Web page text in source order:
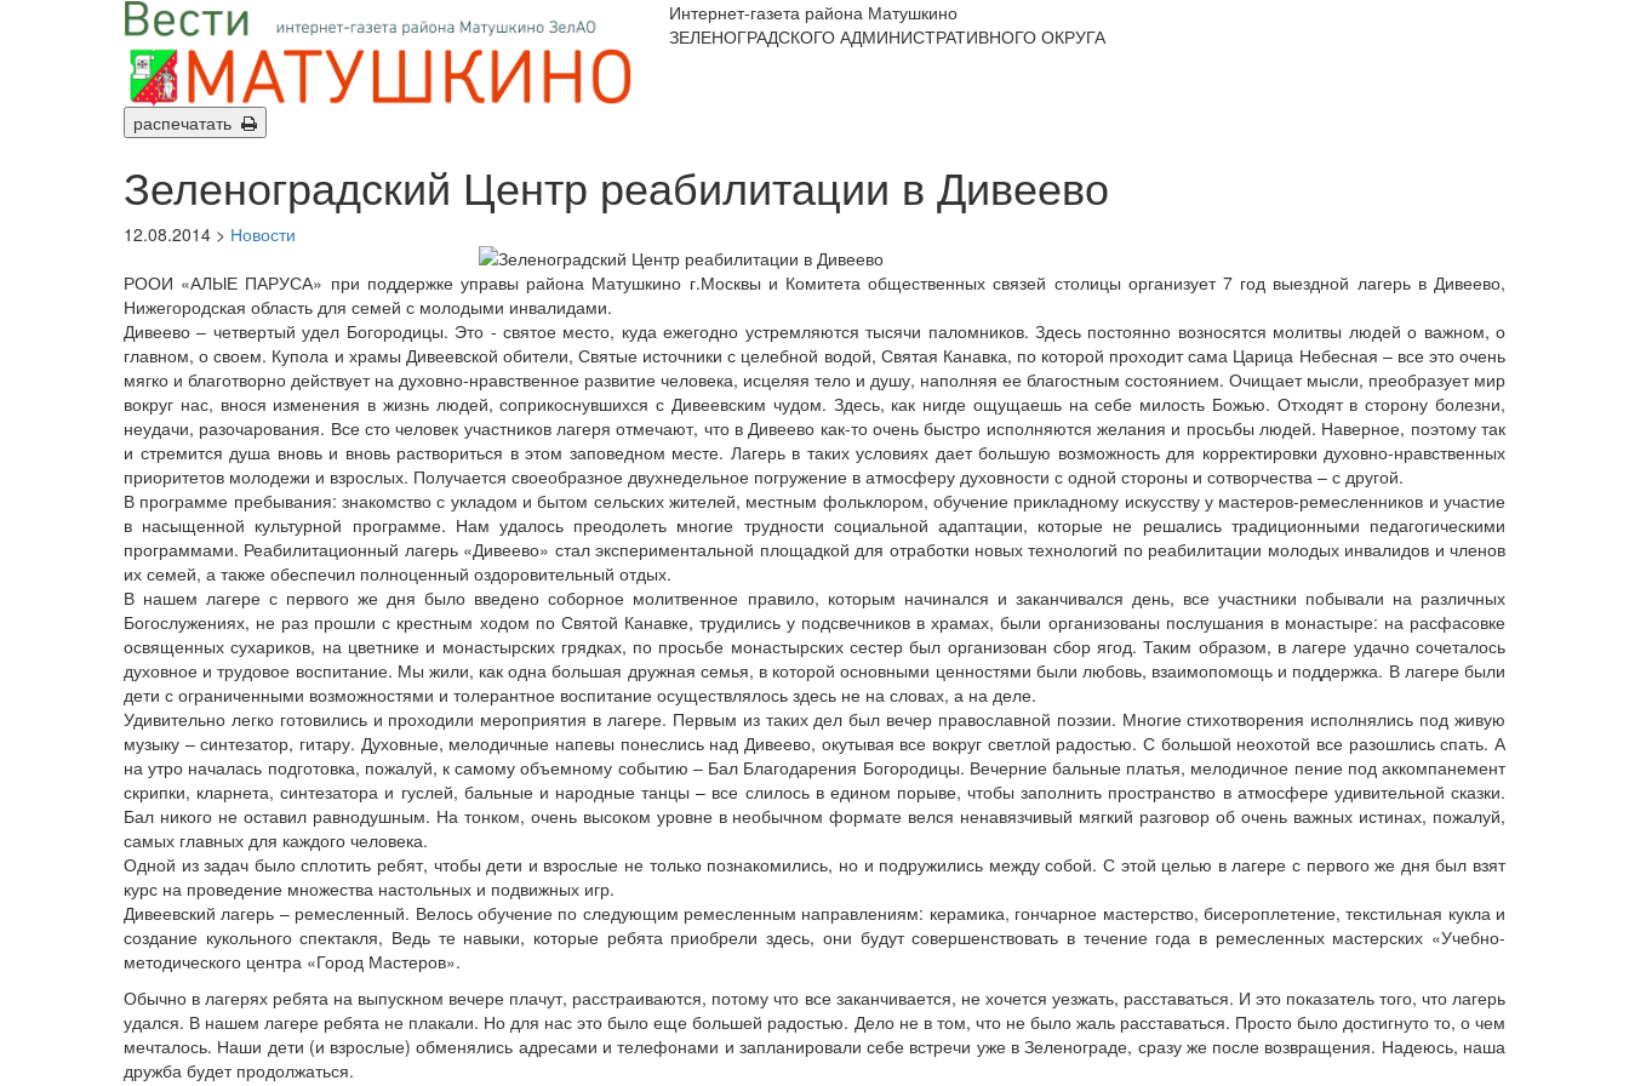
Интернет-газета района Матушкино
ЗЕЛЕНОГРАДСКОГО АДМИНИСТРАТИВНОГО ОКРУГА
распечатать
Зеленоградский Центр реабилитации в Дивеево
12.08.2014 > Новости
РООИ «АЛЫЕ ПАРУСА» при поддержке управы района Матушкино г.Москвы и Комитета общественных связей столицы организует 7 год выездной лагерь в Дивеево,
Нижегородская область для семей с молодыми инвалидами.
Дивеево – четвертый удел Богородицы. Это - святое место, куда ежегодно устремляются тысячи паломников. Здесь постоянно возносятся молитвы людей о важном, о
главном, о своем. Купола и храмы Дивеевской обители, Святые источники с целебной водой, Святая Канавка, по которой проходит сама Царица Небесная – все это очень
мягко и благотворно действует на духовно-нравственное развитие человека, исцеляя тело и душу, наполняя ее благостным состоянием. Очищает мысли, преобразует мир
вокруг нас, внося изменения в жизнь людей, соприкоснувшихся с Дивеевским чудом. Здесь, как нигде ощущаешь на себе милость Божью. Отходят в сторону болезни,
неудачи, разочарования. Все сто человек участников лагеря отмечают, что в Дивеево как-то очень быстро исполняются желания и просьбы людей. Наверное, поэтому так
и стремится душа вновь и вновь раствориться в этом заповедном месте. Лагерь в таких условиях дает большую возможность для корректировки духовно-нравственных
приоритетов молодежи и взрослых. Получается своеобразное двухнедельное погружение в атмосферу духовности с одной стороны и сотворчества – с другой.
В программе пребывания: знакомство с укладом и бытом сельских жителей, местным фольклором, обучение прикладному искусству у мастеров-ремесленников и участие
в насыщенной культурной программе. Нам удалось преодолеть многие трудности социальной адаптации, которые не решались традиционными педагогическими
программами. Реабилитационный лагерь «Дивеево» стал экспериментальной площадкой для отработки новых технологий по реабилитации молодых инвалидов и членов
их семей, а также обеспечил полноценный оздоровительный отдых.
В нашем лагере с первого же дня было введено соборное молитвенное правило, которым начинался и заканчивался день, все участники побывали на различных
Богослужениях, не раз прошли с крестным ходом по Святой Канавке, трудились у подсвечников в храмах, были организованы послушания в монастыре: на расфасовке
освященных сухариков, на цветнике и монастырских грядках, по просьбе монастырских сестер был организован сбор ягод. Таким образом, в лагере удачно сочеталось
духовное и трудовое воспитание. Мы жили, как одна большая дружная семья, в которой основными ценностями были любовь, взаимопомощь и поддержка. В лагере были
дети с ограниченными возможностями и толерантное воспитание осуществлялось здесь не на словах, а на деле.
Удивительно легко готовились и проходили мероприятия в лагере. Первым из таких дел был вечер православной поэзии. Многие стихотворения исполнялись под живую
музыку – синтезатор, гитару. Духовные, мелодичные напевы понеслись над Дивеево, окутывая все вокруг светлой радостью. С большой неохотой все разошлись спать. А
на утро началась подготовка, пожалуй, к самому объемному событию – Бал Благодарения Богородицы. Вечерние бальные платья, мелодичное пение под аккомпанемент
скрипки, кларнета, синтезатора и гуслей, бальные и народные танцы – все слилось в едином порыве, чтобы заполнить пространство в атмосфере удивительной сказки.
Бал никого не оставил равнодушным. На тонком, очень высоком уровне в необычном формате велся ненавязчивый мягкий разговор об очень важных истинах, пожалуй,
самых главных для каждого человека.
Одной из задач было сплотить ребят, чтобы дети и взрослые не только познакомились, но и подружились между собой. С этой целью в лагере с первого же дня был взят
курс на проведение множества настольных и подвижных игр.
Дивеевский лагерь – ремесленный. Велось обучение по следующим ремесленным направлениям: керамика, гончарное мастерство, бисероплетение, текстильная кукла и
создание кукольного спектакля, Ведь те навыки, которые ребята приобрели здесь, они будут совершенствовать в течение года в ремесленных мастерских «Учебно-
методического центра «Город Мастеров».
Обычно в лагерях ребята на выпускном вечере плачут, расстраиваются, потому что все заканчивается, не хочется уезжать, расставаться. И это показатель того, что лагерь
удался. В нашем лагере ребята не плакали. Но для нас это было еще большей радостью. Дело не в том, что не было жаль расставаться. Просто было достигнуто то, о чем
мечталось. Наши дети (и взрослые) обменялись адресами и телефонами и запланировали себе встречи уже в Зеленограде, сразу же после возвращения. Надеюсь, наша
дружба будет продолжаться.